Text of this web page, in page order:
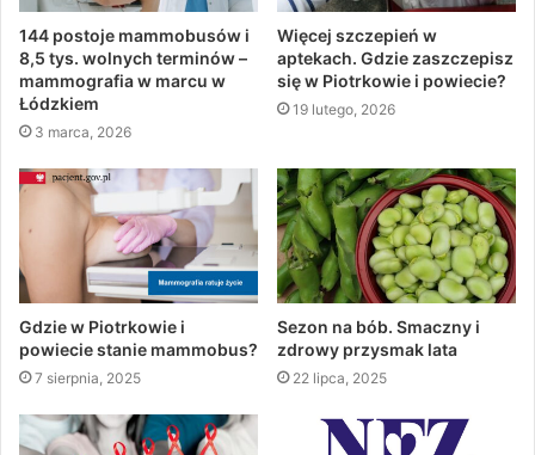
144 postoje mammobusów i
8,5 tys. wolnych terminów –
mammografia w marcu w
Łódzkiem
3 marca, 2026
Więcej szczepień w
aptekach. Gdzie zaszczepisz
się w Piotrkowie i powiecie?
19 lutego, 2026
Gdzie w Piotrkowie i
powiecie stanie mammobus?
7 sierpnia, 2025
Sezon na bób. Smaczny i
zdrowy przysmak lata
22 lipca, 2025